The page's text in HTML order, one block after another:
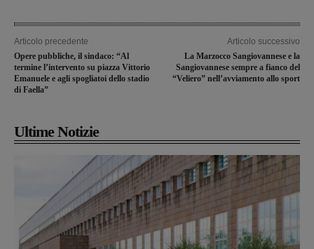
Articolo precedente
Opere pubbliche, il sindaco: “Al
termine l’intervento su piazza Vittorio
Emanuele e agli spogliatoi dello stadio
di Faella”
Articolo successivo
La Marzocco Sangiovannese e la
Sangiovannese sempre a fianco del
“Veliero” nell’avviamento allo sport
Ultime Notizie